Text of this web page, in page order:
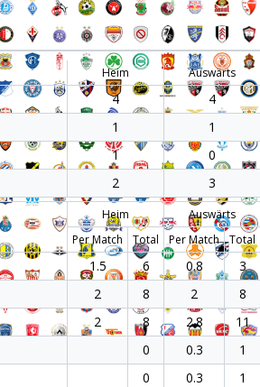
Heim Auswärts
4 4
1 1
1 0
2 3
Heim Auswärts
Per Match
Total Per Match Total
1.5 6 0.8 3
2 8 2 8
2 8 2.8 11
0 0.3 1
0 0.3 1